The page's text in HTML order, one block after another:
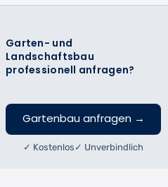
Garten- und
Landschaftsbau
professionell anfragen?
Gartenbau anfragen →
✓ Kostenlos ✓ Unverbindlich